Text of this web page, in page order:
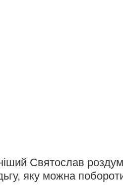
Святослав
яку можна